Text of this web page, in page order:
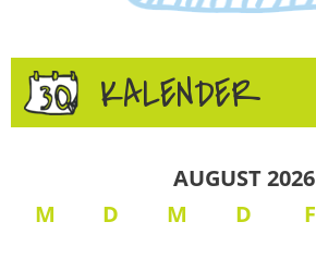
KALENDER
AUGUST 2026
M
D M D F